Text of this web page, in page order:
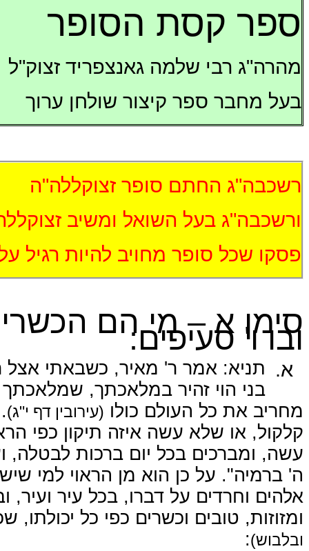
ספר קסת הסופר
מהרה"ג רבי שלמה גאנצפריד זצוק"ל
בעל מחבר ספר קיצור שולחן ערוך
רשכבה"ג החתם סופר זצוקללה"ה
ורשכבה"ג בעל השואל ומשיב
פסקו שכל סופר מחויב להיות רגיל
סימן א – מי הם
ובו ו' סעיפים:
א. תניא: אמר ר' מאיר, כשבאתי
בני הוי זהיר במלאכתך,
מחריב את כל העולם כולו (עירובין דף י"ג)
קלקול, או שלא עשה איזה תיקון כפי
עשה, ומברכים בכל יום ברכות
ה' ברמיה". על כן הוא מן הראוי למי
אלהים וחרדים על דברו, בכל עיר ועיר,
ומזוזות, טובים וכשרים כפי כל יכולתו,
ובלבוש):